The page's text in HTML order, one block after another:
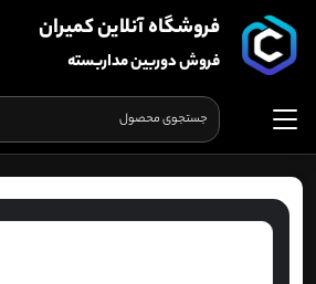
فروشگاه آنلاین کمیران
فروش دوربین مداربسته